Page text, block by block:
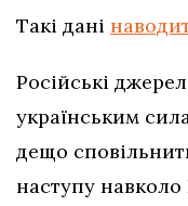
Такі дані
Російські
українським
дещо
наступу